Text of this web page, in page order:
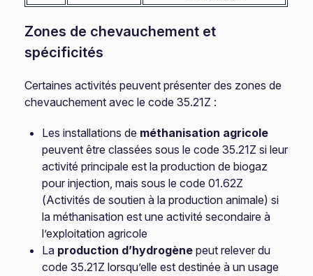
Zones de chevauchement et
spécificités
Certaines activités peuvent présenter des zones de
chevauchement avec le code 35.21Z :
Les installations de méthanisation agricole
peuvent être classées sous le code 35.21Z si leur
activité principale est la production de biogaz
pour injection, mais sous le code 01.62Z
(Activités de soutien à la production animale) si
la méthanisation est une activité secondaire à
l’exploitation agricole
La production d’hydrogène peut relever du
code 35.21Z lorsqu’elle est destinée à un usage